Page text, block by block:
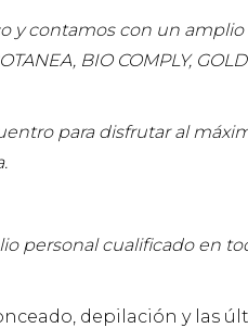
y contamos con un
BIO COMPLY,
para disfrutar al
personal cualificado en
depilación y las